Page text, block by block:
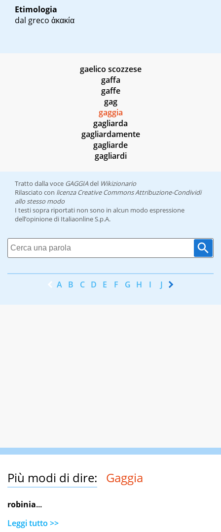
Etimologia
dal greco ἀκακία
gaelico scozzese
gaffa
gaffe
gag
gaggia
gagliarda
gagliardamente
gagliarde
gagliardi
Tratto dalla voce GAGGIAdel Wikizionario
Rilasciato con licenza Creative Commons Attribuzione-Condividi
allo stesso modo
I testi sopra riportati non sono in alcun modo espressione
dell’opinione di Italiaonline S.p.A.
A B C D E F G H I J K
Più modi di dire: Gaggia
robinia...
Leggi tutto >>